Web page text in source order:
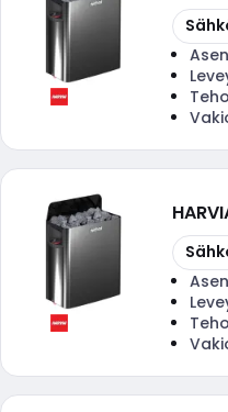
Kopioi
Kopioi